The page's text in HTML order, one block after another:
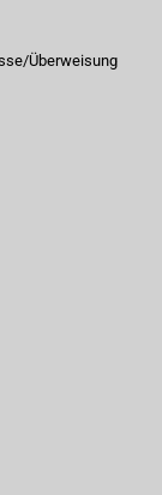
Überweisung